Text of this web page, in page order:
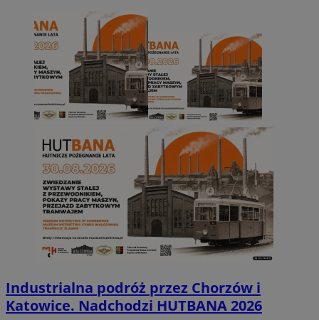
Industrialna podróż przez Chorzów i
Katowice. Nadchodzi HUTBANA 2026